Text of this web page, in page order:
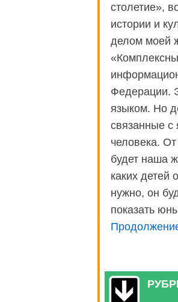
столетие»,
истории и
делом моей
Федерации.
языком. Но
связанные
человека.
будет наша
каких детей
нужно, он
показать